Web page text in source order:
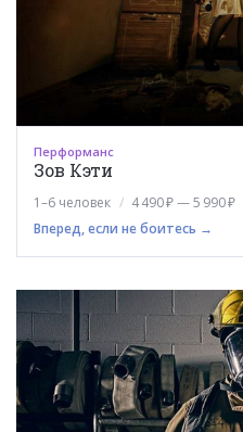
Перформанс
Зов Кэти
1–6 человек
4 490 ₽ — 5 990 ₽
Вперед, если не боитесь →